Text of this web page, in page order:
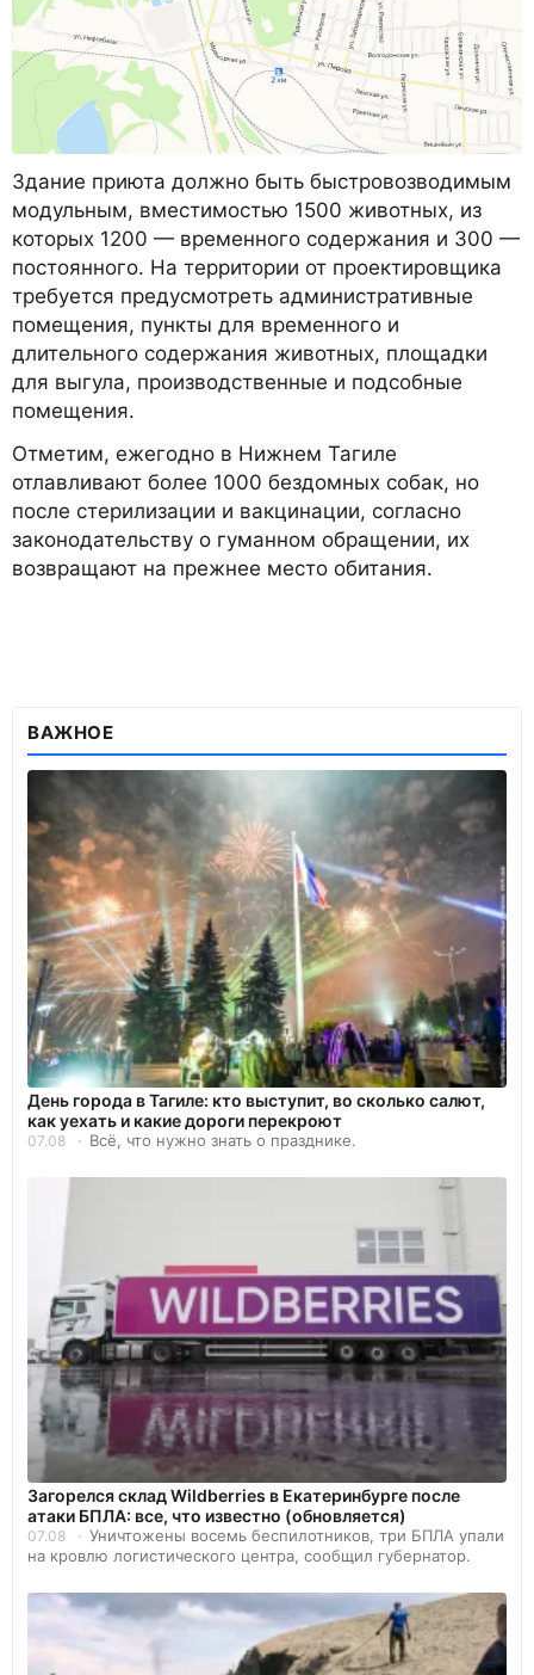
Здание приюта должно быть быстровозводимым
модульным, вместимостью 1500 животных, из
которых 1200 — временного содержания и 300 —
постоянного. На территории от проектировщика
требуется предусмотреть административные
помещения, пункты для временного и
длительного содержания животных, площадки
для выгула, производственные и подсобные
помещения.
Отметим, ежегодно в Нижнем Тагиле
отлавливают более 1000 бездомных собак, но
после стерилизации и вакцинации, согласно
законодательству о гуманном обращении, их
возвращают на прежнее место обитания.
ВАЖНОЕ
День города в Тагиле: кто выступит, во сколько салют,
как уехать и какие дороги перекроют
07.08 Всё, что нужно знать о празднике.
Загорелся склад Wildberries в Екатеринбурге после
атаки БПЛА: все, что известно (обновляется)
07.08
Уничтожены восемь беспилотников, три БПЛА упали
на кровлю логистического центра, сообщил губернатор.